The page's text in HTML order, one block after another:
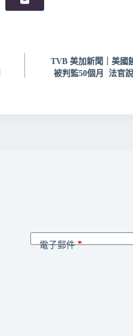
TVB 美加新聞｜美國
被判監50個月 法官
電子郵件*